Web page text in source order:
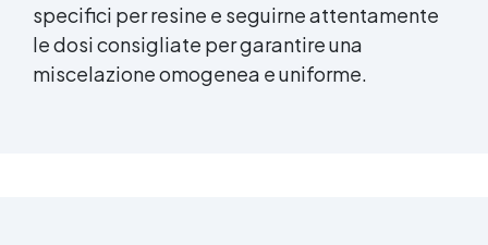
specifici per resine e seguirne attentamente
le dosi consigliate per garantire una
miscelazione omogenea e uniforme.